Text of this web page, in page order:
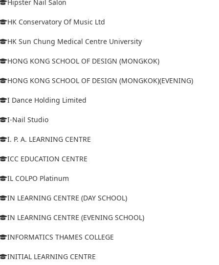
Hipster Nail Salon
HK Conservatory Of Music Ltd
HK Sun Chung Medical Centre University
HONG KONG SCHOOL OF DESIGN (MONGKOK)
HONG KONG SCHOOL OF DESIGN (MONGKOK)(EVENING)
I Dance Holding Limited
I-Nail Studio
I. P. A. LEARNING CENTRE
ICC EDUCATION CENTRE
IL COLPO Platinum
IN LEARNING CENTRE (DAY SCHOOL)
IN LEARNING CENTRE (EVENING SCHOOL)
INFORMATICS THAMES COLLEGE
INITIAL LEARNING CENTRE